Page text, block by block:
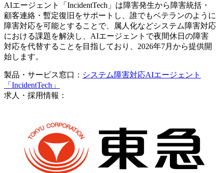
AIエージェント「IncidentTech」は障害発生から障害統括・
顧客連絡・暫定復旧をサポートし、誰でもベテランのように
障害対応を可能とすることで、属人化などシステム障害対応
における課題を解決し、AIエージェントで夜間休日の障害
対応を代替することを目指しており、2026年7月から提供開
始します。
製品・サービス窓口： システム障害対応AIエージェント
「IncidentTech」
求人・採用情報：